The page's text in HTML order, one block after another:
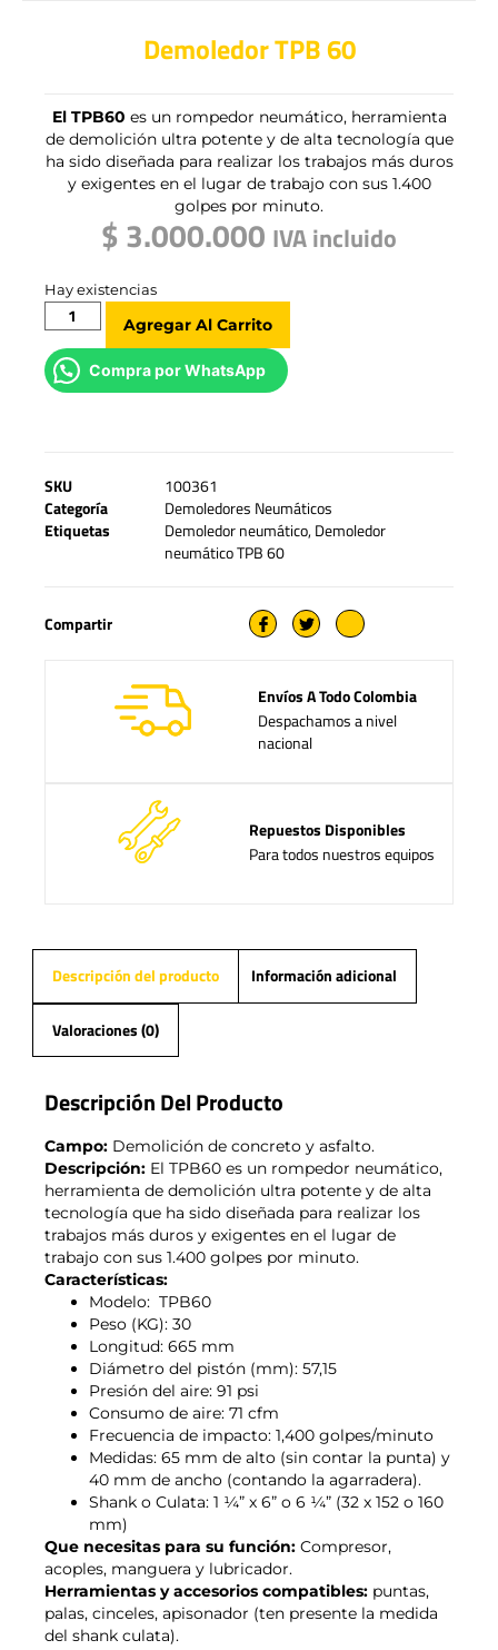
Demoledor TPB 60
El TPB60 es un rompedor neumático, herramienta
de demolición ultra potente y de alta tecnología que
ha sido diseñada para realizar los trabajos más duros
y exigentes en el lugar de trabajo con sus 1.400
golpes por minuto.
$ 3.000.000 IVA incluido
Hay existencias
Agregar Al Carrito
Compra por WhatsApp
SKU
100361
Categoría
Demoledores Neumáticos
Etiquetas
Demoledor neumático,Demoledor
neumático TPB 60
Compartir
Envíos A Todo Colombia
Despachamos a nivel
nacional
Repuestos Disponibles
Para todos nuestros equipos
Descripción del producto Información adicional
Valoraciones (0)
Descripción Del Producto
Campo: Demolición de concreto y asfalto.
Descripción: El TPB60 es un rompedor neumático,
herramienta de demolición ultra potente y de alta
tecnología que ha sido diseñada para realizar los
trabajos más duros y exigentes en el lugar de
trabajo con sus 1.400 golpes por minuto.
Características:
Modelo: TPB60
Peso (KG): 30
Longitud: 665 mm
Diámetro del pistón (mm): 57,15
Presión del aire: 91 psi
Consumo de aire: 71 cfm
Frecuencia de impacto: 1,400 golpes/minuto
Medidas: 65 mm de alto (sin contar la punta) y
40 mm de ancho (contando la agarradera).
Shank o Culata: 1 ¼” x 6” o 6 ¼” (32 x 152 o 160
mm)
Que necesitas para su función: Compresor,
acoples, manguera y lubricador.
Herramientas y accesorios compatibles: puntas,
palas, cinceles, apisonador (ten presente la medida
del shank culata).